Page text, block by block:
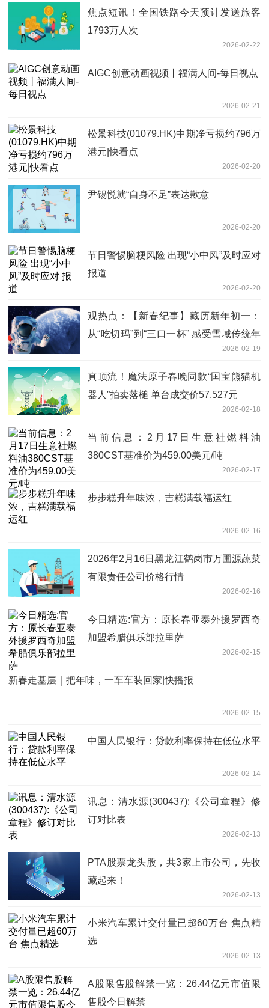
焦点短讯！全国铁路今天预计发送旅客
1793万人次
2026-02-22
AIGC创意动画视频丨福满人间-每日视点
2026-02-21
松景科技(01079.HK)中期净亏损约796万
港元|快看点
2026-02-20
尹锡悦就“自身不足”表达歉意
2026-02-20
节日警惕脑梗风险 出现“小中风”及时应对
报道
2026-02-20
观热点：【新春纪事】藏历新年初一：
从“吃切玛”到“三口一杯” 感受雪域传统年
2026-02-19
真顶流！魔法原子春晚同款“国宝熊猫机
器人”拍卖落槌 单台成交价57,527元
2026-02-18
当前信息：2月17日生意社燃料油
380CST基准价为459.00美元/吨
2026-02-17
步步糕升年味浓，吉糕满载福运红
2026-02-16
2026年2月16日黑龙江鹤岗市万圃源蔬菜
有限责任公司价格行情
2026-02-16
今日精选:官方：原长春亚泰外援罗西奇
加盟希腊俱乐部拉里萨
2026-02-15
新春走基层｜把年味，一车车装回家|快播报
2026-02-15
中国人民银行：贷款利率保持在低位水平
2026-02-14
讯息：清水源(300437):《公司章程》修
订对比表
2026-02-13
PTA股票龙头股，共3家上市公司，先收
藏起来！
2026-02-13
小米汽车累计交付量已超60万台 焦点精
选
2026-02-13
A股限售股解禁一览：26.44亿元市值限
售股今日解禁